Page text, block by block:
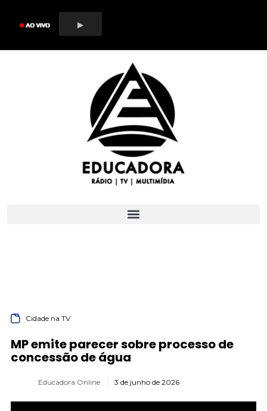
Cidade na TV
MP emite parecer sobre processo de
concessão de água
Educadora Online 3 de junho de 2026